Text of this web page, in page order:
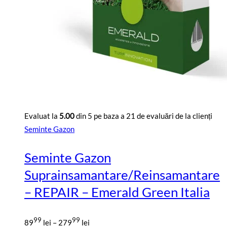
Evaluat la 5.00din 5 pe baza a 21 de evaluări de la clienți
Seminte Gazon
Seminte Gazon
Suprainsamantare/Reinsamantare
– REPAIR – Emerald Green Italia
8999 lei – 27999 lei